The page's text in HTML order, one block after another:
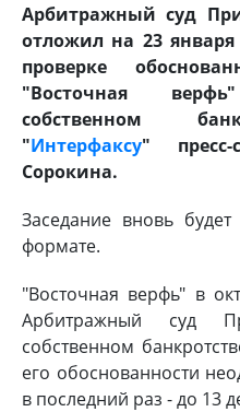
Арбитражный суд
отложил на 23 января
проверке
"Восточная
собственном
"Интерфаксу" пресс-
Сорокина.
Заседание вновь
формате.
"Восточная верфь" в
Арбитражный суд
собственном
его обоснованности
в последний раз - до 13